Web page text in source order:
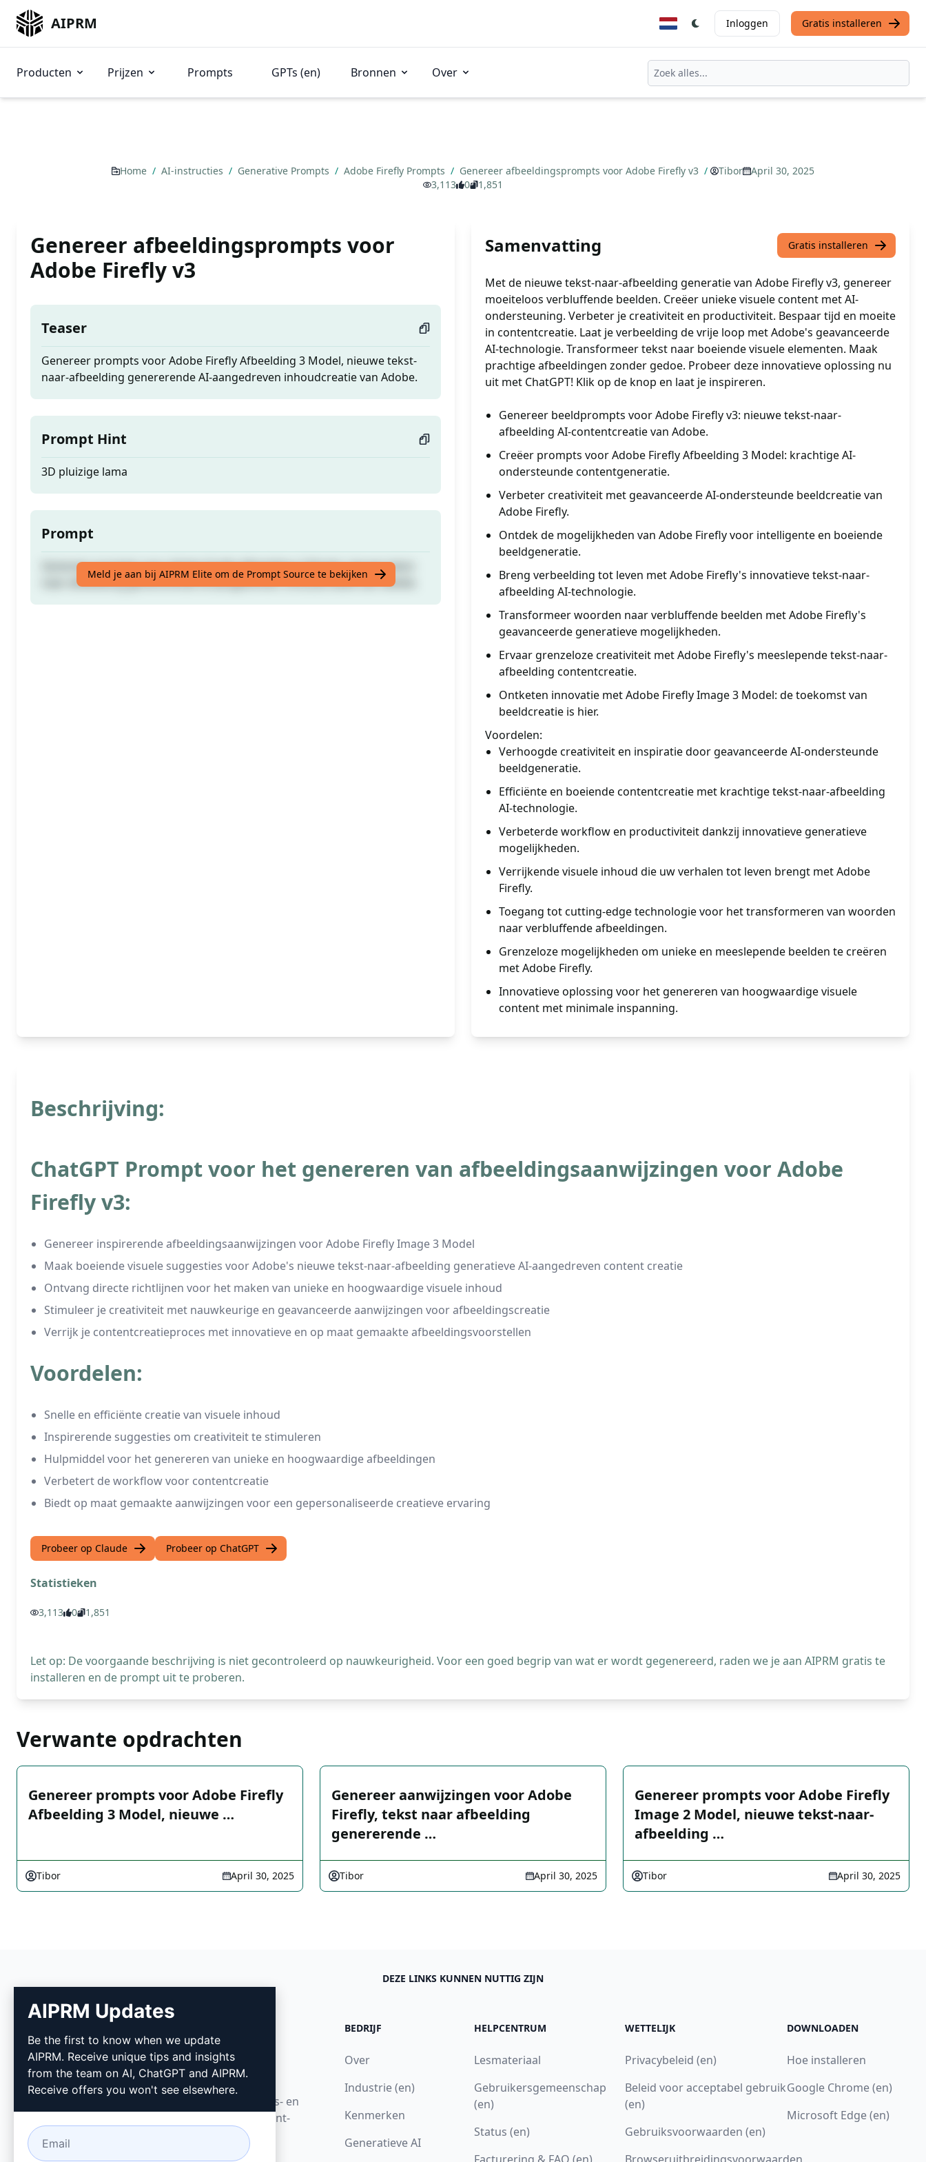
AIPRM Inloggen Gratis installeren
Producten Prijzen Prompts GPTs (en) Bronnen Over
Home / AI-instructies / Generative Prompts / Adobe Firefly Prompts / Genereer afbeeldingsprompts voor Adobe Firefly v3 / Tibor
April 30, 2025
3,113
0 1,851
Genereer afbeeldingsprompts voor
Adobe Firefly v3
Teaser
Genereer prompts voor Adobe Firefly Afbeelding 3 Model, nieuwe tekst-
naar-afbeelding genererende AI-aangedreven inhoudcreatie van Adobe.
Prompt Hint
3D pluizige lama
Prompt
Genereer prompts voor Adobe Firefly Afbeelding 3 Model, nieuwe tekst-
naar-afbeelding genererende AI-aangedreven inhoudcreatie van Adobe.
Meld je aan bij AIPRM Elite om de Prompt Source te bekijken
Samenvatting Gratis installeren
Met de nieuwe tekst-naar-afbeelding generatie van Adobe Firefly v3, genereer
moeiteloos verbluffende beelden. Creëer unieke visuele content met AI-
ondersteuning. Verbeter je creativiteit en productiviteit. Bespaar tijd en moeite
in contentcreatie. Laat je verbeelding de vrije loop met Adobe's geavanceerde
AI-technologie. Transformeer tekst naar boeiende visuele elementen. Maak
prachtige afbeeldingen zonder gedoe. Probeer deze innovatieve oplossing nu
uit met ChatGPT! Klik op de knop en laat je inspireren.
Genereer beeldprompts voor Adobe Firefly v3: nieuwe tekst-naar-
afbeelding AI-contentcreatie van Adobe.
Creëer prompts voor Adobe Firefly Afbeelding 3 Model: krachtige AI-
ondersteunde contentgeneratie.
Verbeter creativiteit met geavanceerde AI-ondersteunde beeldcreatie van
Adobe Firefly.
Ontdek de mogelijkheden van Adobe Firefly voor intelligente en boeiende
beeldgeneratie.
Breng verbeelding tot leven met Adobe Firefly's innovatieve tekst-naar-
afbeelding AI-technologie.
Transformeer woorden naar verbluffende beelden met Adobe Firefly's
geavanceerde generatieve mogelijkheden.
Ervaar grenzeloze creativiteit met Adobe Firefly's meeslepende tekst-naar-
afbeelding contentcreatie.
Ontketen innovatie met Adobe Firefly Image 3 Model: de toekomst van
beeldcreatie is hier.
Voordelen:
Verhoogde creativiteit en inspiratie door geavanceerde AI-ondersteunde
beeldgeneratie.
Efficiënte en boeiende contentcreatie met krachtige tekst-naar-afbeelding
AI-technologie.
Verbeterde workflow en productiviteit dankzij innovatieve generatieve
mogelijkheden.
Verrijkende visuele inhoud die uw verhalen tot leven brengt met Adobe
Firefly.
Toegang tot cutting-edge technologie voor het transformeren van woorden
naar verbluffende afbeeldingen.
Grenzeloze mogelijkheden om unieke en meeslepende beelden te creëren
met Adobe Firefly.
Innovatieve oplossing voor het genereren van hoogwaardige visuele
content met minimale inspanning.
Beschrijving:
ChatGPT Prompt voor het genereren van afbeeldingsaanwijzingen voor Adobe
Firefly v3:
Genereer inspirerende afbeeldingsaanwijzingen voor Adobe Firefly Image 3 Model
Maak boeiende visuele suggesties voor Adobe's nieuwe tekst-naar-afbeelding generatieve AI-aangedreven content creatie
Ontvang directe richtlijnen voor het maken van unieke en hoogwaardige visuele inhoud
Stimuleer je creativiteit met nauwkeurige en geavanceerde aanwijzingen voor afbeeldingscreatie
Verrijk je contentcreatieproces met innovatieve en op maat gemaakte afbeeldingsvoorstellen
Voordelen:
Snelle en efficiënte creatie van visuele inhoud
Inspirerende suggesties om creativiteit te stimuleren
Hulpmiddel voor het genereren van unieke en hoogwaardige afbeeldingen
Verbetert de workflow voor contentcreatie
Biedt op maat gemaakte aanwijzingen voor een gepersonaliseerde creatieve ervaring
Probeer op Claude Probeer op ChatGPT
Statistieken
3,113 0 1,851
Let op: De voorgaande beschrijving is niet gecontroleerd op nauwkeurigheid. Voor een goed begrip van wat er wordt gegenereerd, raden we je aan AIPRM gratis te
installeren en de prompt uit te proberen.
Verwante opdrachten
Genereer prompts voor Adobe Firefly
Afbeelding 3 Model, nieuwe …
Tibor April 30, 2025
Genereer aanwijzingen voor Adobe
Firefly, tekst naar afbeelding
genererende …
Tibor April 30, 2025
Genereer prompts voor Adobe Firefly
Image 2 Model, nieuwe tekst-naar-
afbeelding …
Tibor April 30, 2025
DEZE LINKS KUNNEN NUTTIG ZIJN
AIPRM
AIPRM is een tool voor promptbeheer en een
community-gedreven promptbibliotheek. Rond
marketing-, verkoop-, operations-, productiviteits- en
klantenservicetaken in enkele minuten af met kant-
en-klare prompts voor ChatGPT, Claude, Gemini,
Midjourney, GPT Image en nog veel meer.
BEDRIJF
Over
Industrie (en)
Kenmerken
Generatieve AI
HELPCENTRUM
Lesmateriaal
Gebruikersgemeenschap
(en)
Status (en)
WETTELIJK
Privacybeleid (en)
Beleid voor acceptabel gebruik
(en)
Gebruiksvoorwaarden (en)
DOWNLOADEN
Hoe installeren
Google Chrome (en)
Microsoft Edge (en)
AIPRM Updates
Be the first to know when we update
AIPRM. Receive unique tips and insights
from the team on AI, ChatGPT and AIPRM.
Receive offers you won't see elsewhere.